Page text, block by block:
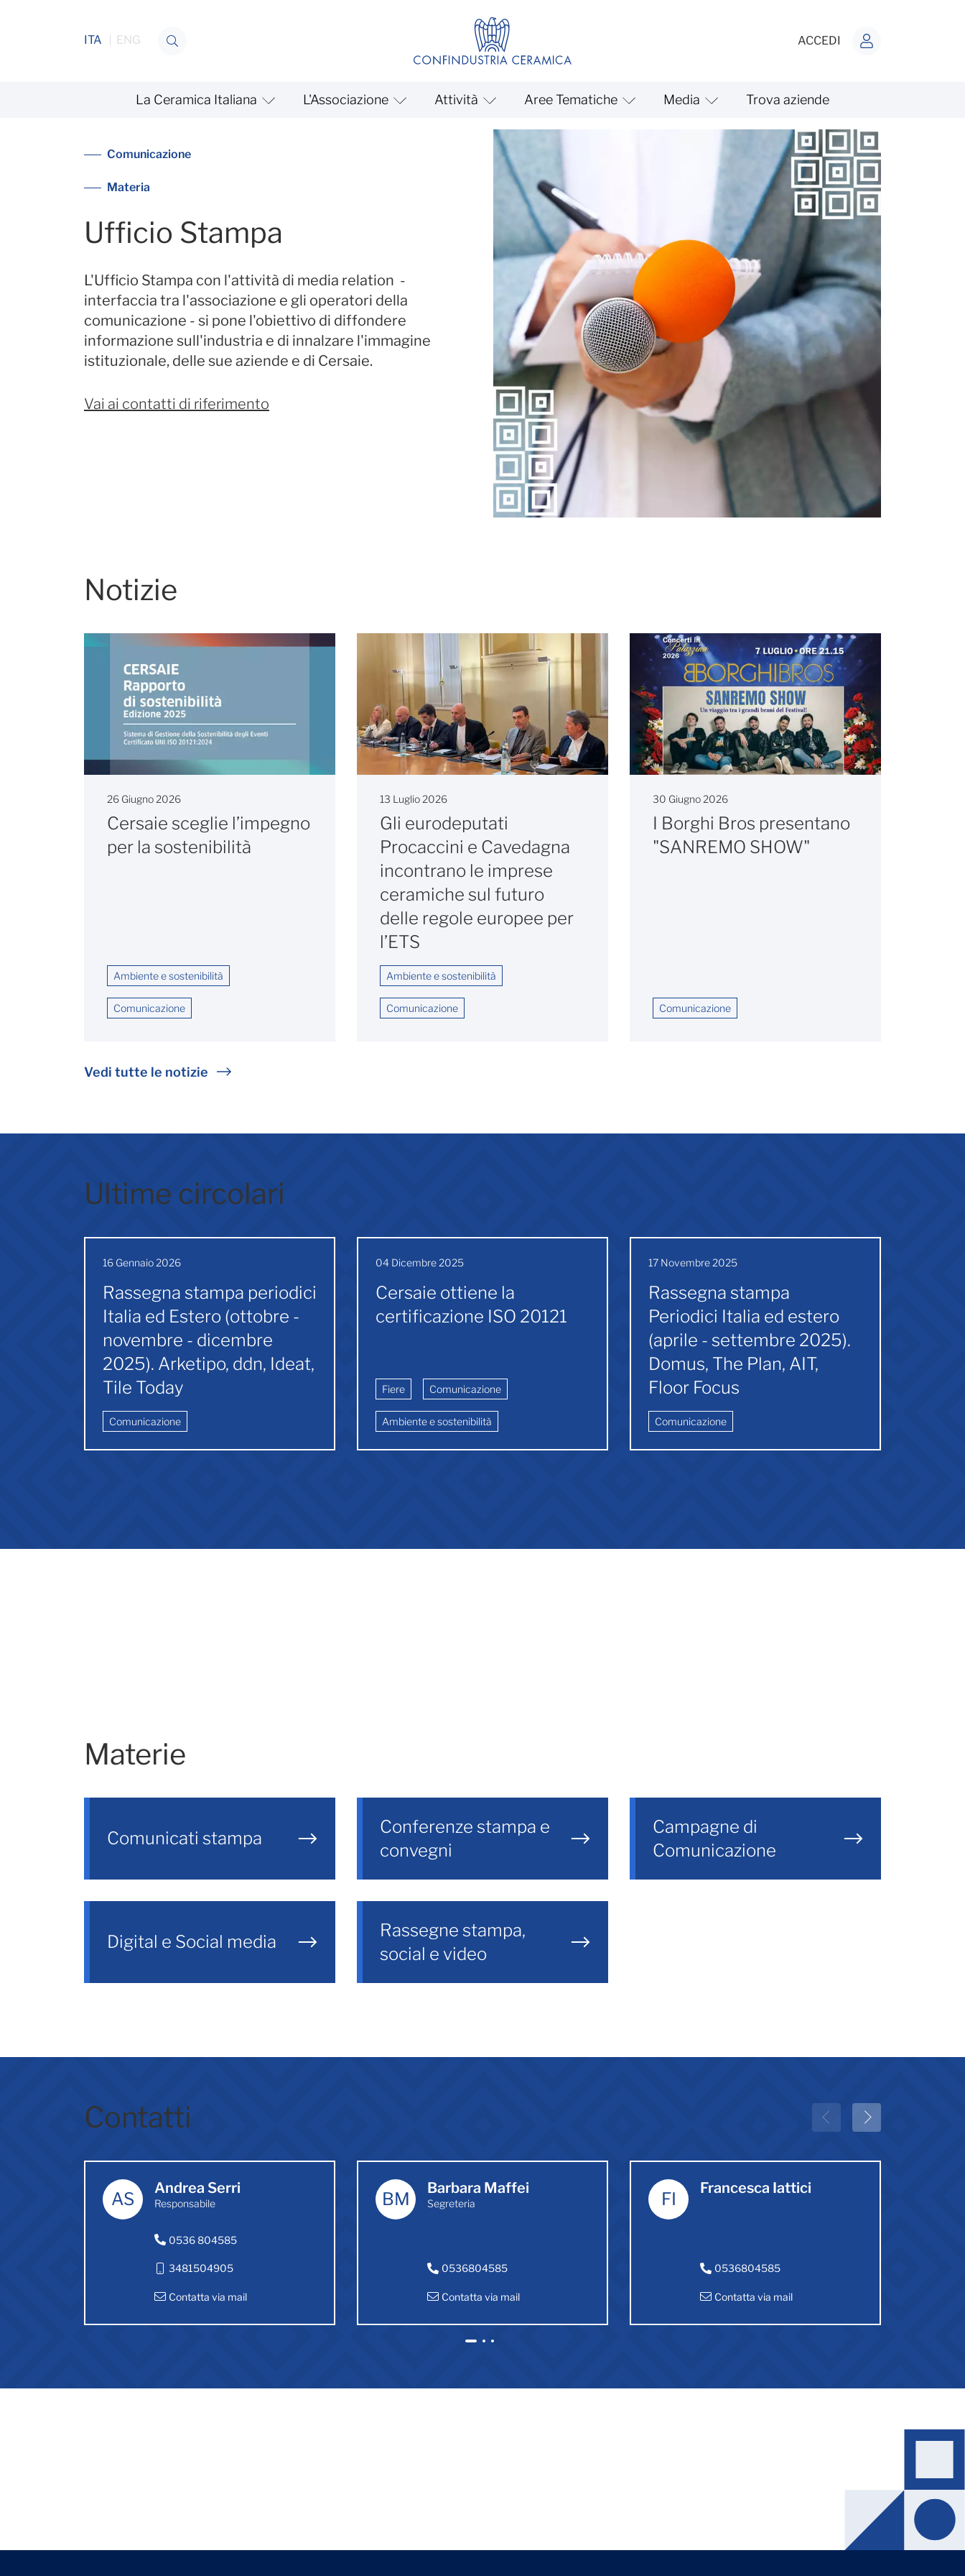
ITA ENG ACCEDI
La Ceramica Italiana L'Associazione Attività Aree Tematiche Media Trova aziende
Comunicazione
Materia
Ufficio Stampa
L'Ufficio Stampa con l'attività di media relation -
interfaccia tra l'associazione e gli operatori della
comunicazione - si pone l'obiettivo di diffondere
informazione sull'industria e di innalzare l'immagine
istituzionale, delle sue aziende e di Cersaie.
Vai ai contatti di riferimento
Notizie
26 Giugno 2026
Cersaie sceglie l’impegno
per la sostenibilità
Ambiente e sostenibilità
Comunicazione
13 Luglio 2026
Gli eurodeputati
Procaccini e Cavedagna
incontrano le imprese
ceramiche sul futuro
delle regole europee per
l’ETS
Ambiente e sostenibilità
Comunicazione
30 Giugno 2026
I Borghi Bros presentano
"SANREMO SHOW"
Comunicazione
Vedi tutte le notizie
Ultime circolari
16 Gennaio 2026
Rassegna stampa periodici
Italia ed Estero (ottobre -
novembre - dicembre
2025). Arketipo, ddn, Ideat,
Tile Today
Comunicazione
04 Dicembre 2025
Cersaie ottiene la
certificazione ISO 20121
Fiere Comunicazione
Ambiente e sostenibilità
17 Novembre 2025
Rassegna stampa
Periodici Italia ed estero
(aprile - settembre 2025).
Domus, The Plan, AIT,
Floor Focus
Comunicazione
Materie
Comunicati stampa
Conferenze stampa e
convegni
Campagne di
Comunicazione
Digital e Social media
Rassegne stampa,
social e video
Contatti
AS
Andrea Serri
Responsabile
0536 804585
3481504905
Contatta via mail
BM
Barbara Maffei
Segreteria
0536804585
Contatta via mail
FI
Francesca Iattici
0536804585
Contatta via mail
1 2 3